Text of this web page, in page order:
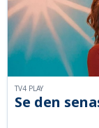
Se den
TV4 PLAY